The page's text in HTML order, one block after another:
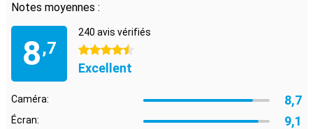
Notes moyennes :
8,7
240 avis vérifiés
4.5 étoiles
Excellent
Caméra: 8,7
Écran: 9,1